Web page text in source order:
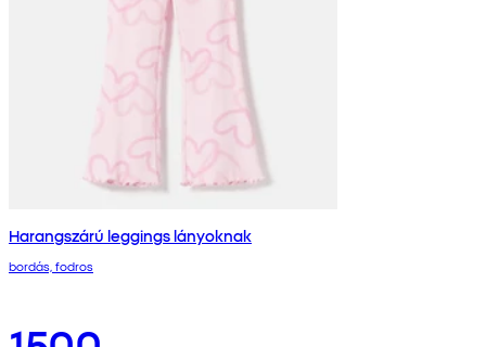
Harangszárú leggings lányoknak
bordás, fodros